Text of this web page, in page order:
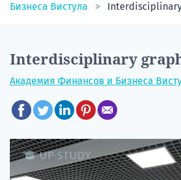
Бизнеса Вистула
Interdisciplinary
Академия Финансов и Бизнеса